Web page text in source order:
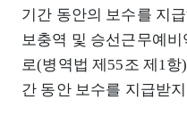
기간 동안의 보수를 지
보충역 및 승선근무예
로(병역법 제55조 제1항
간 동안 보수를 지급받